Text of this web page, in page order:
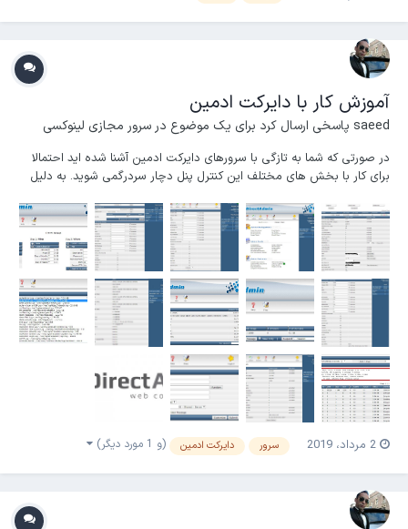
آموزش کار با دایرکت ادمین
saeed پاسخی ارسال کرد برای یک موضوع در سرور مجازی لینوکسی
در صورتی که شما به تازگی با سرورهای دایرکت ادمین آشنا شده اید احتمالا
برای کار با بخش های مختلف این کنترل پنل دچار سردرگمی شوید. به دلیل
مدیریت و کنترل دامنه ها به ترتیب انجام گیرد. بدین منظور در صورتی که
برای اولین بار وارد قسمت مد...
2 مرداد، 2019 سرور دایرکت ادمین (و 1 مورد دیگر)